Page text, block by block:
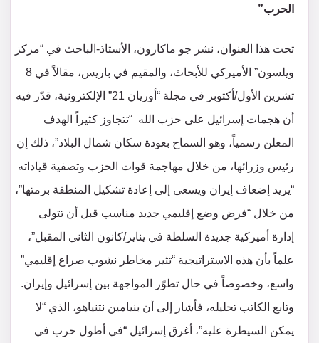
الحرب”
تحت هذا العنوان، نشر جو ماكارون، الأستاذ-الباحث في “مركز
ويلسون” الأميركي للأبحاث، والمقيم في باريس، مقالاً في 8
تشرين الأول/أكتوبر في مجلة “أوريان 21” الإلكترونية، قدّر فيه
أن هجمات إسرائيل على حزب الله “تتجاوز كثيراً الهدف
المعلن رسمياً، وهو السماح بعودة سكان شمال البلاد”، ذلك إن
رئيس وزرائها، من خلال مهاجمة قوات الحزب وتصفية قياداته
“يريد إضعاف إيران ويسعى إلى إعادة تشكيل المنطقة برمتها”،
من خلال “فرض وضع إقليمي جديد مناسب قبل أن تتولى
إدارة أميركية جديدة السلطة في يناير/كانون الثاني المقبل”،
علماً بأن هذه الاستراتيجية “تثير مخاطر نشوب صراع إقليمي”
واسع، وخصوصاً في حال تطوّر المواجهة بين إسرائيل وإيران.
وتابع الكاتب تحليله، فأشار إلى أن بنيامين نتنياهو، الذي “لا
يمكن السيطرة عليه”، أغرق إسرائيل “في أطول حرب في